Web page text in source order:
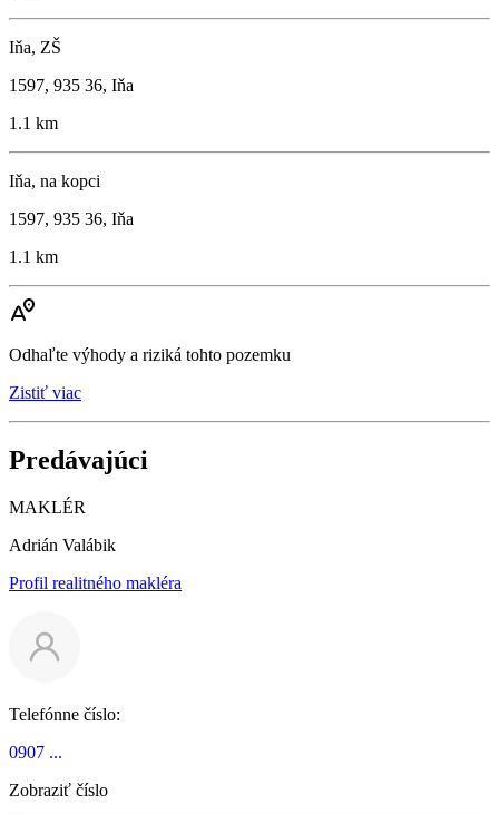
Iňa, ZŠ
1597, 935 36, Iňa
1.1 km
Iňa, na kopci
1597, 935 36, Iňa
1.1 km
Odhaľte výhody a riziká tohto pozemku
Zistiť viac
Predávajúci
MAKLÉR
Adrián Valábik
Profil realitného makléra
Telefónne číslo:
0907 ...
Zobraziť číslo